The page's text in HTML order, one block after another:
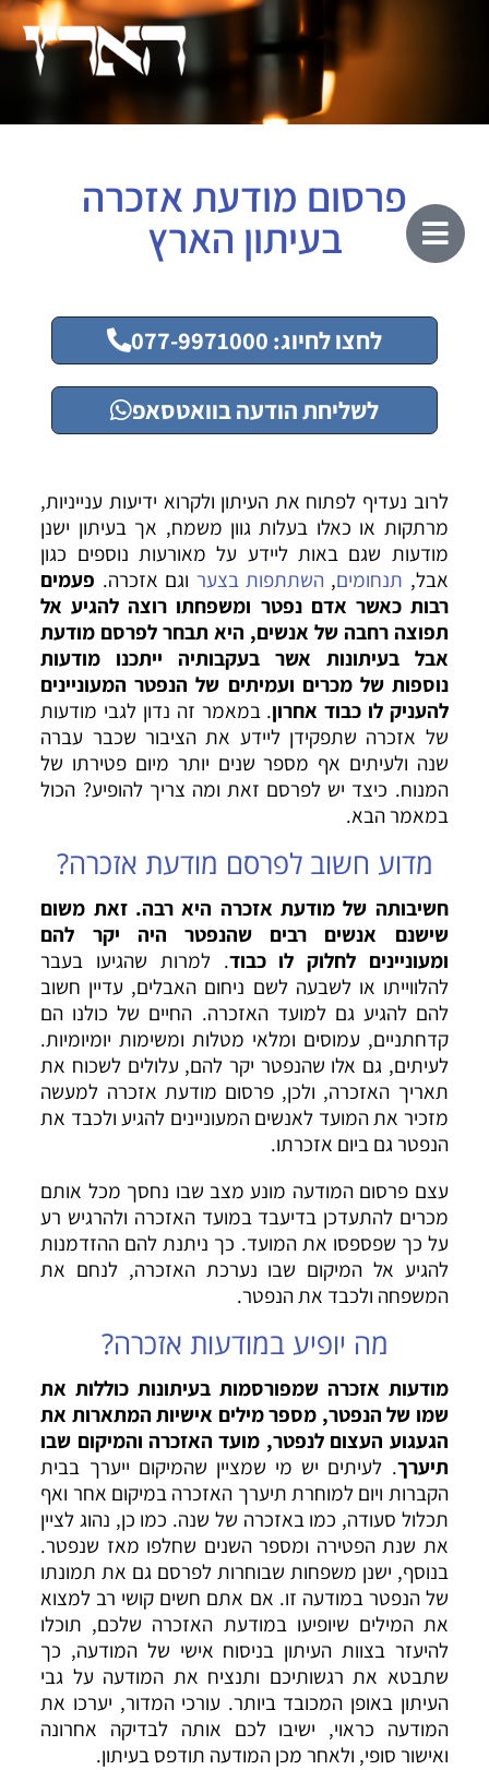
פרסום מודעת אזכרה
בעיתון הארץ
לחצו לחיוג: 077-9971000
לשליחת הודעה בוואטסאפ
לרוב נעדיף לפתוח את העיתון ולקרוא ידיעות ענייניות,
מרתקות או כאלו בעלות גוון משמח, אך בעיתון ישנן
מודעות שגם באות ליידע על מאורעות נוספים כגון
אבל, תנחומים, השתתפות בצער וגם אזכרה. פעמים
רבות כאשר אדם נפטר ומשפחתו רוצה להגיע אל
תפוצה רחבה של אנשים, היא תבחר לפרסם מודעת
אבל בעיתונות אשר בעקבותיה ייתכנו מודעות
נוספות של מכרים ועמיתים של הנפטר המעוניינים
להעניק לו כבוד אחרון. במאמר זה נדון לגבי מודעות
של אזכרה שתפקידן ליידע את הציבור שכבר עברה
שנה ולעיתים אף מספר שנים יותר מיום פטירתו של
המנוח. כיצד יש לפרסם זאת ומה צריך להופיע? הכול
במאמר הבא.
מדוע חשוב לפרסם מודעת אזכרה?
חשיבותה של מודעת אזכרה היא רבה. זאת משום
שישנם אנשים רבים שהנפטר היה יקר להם
ומעוניינים לחלוק לו כבוד. למרות שהגיעו בעבר
להלווייתו או לשבעה לשם ניחום האבלים, עדיין חשוב
להם להגיע גם למועד האזכרה. החיים של כולנו הם
קדחתניים, עמוסים ומלאי מטלות ומשימות יומיומיות.
לעיתים, גם אלו שהנפטר יקר להם, עלולים לשכוח את
תאריך האזכרה, ולכן, פרסום מודעת אזכרה למעשה
מזכיר את המועד לאנשים המעוניינים להגיע ולכבד את
הנפטר גם ביום אזכרתו.
עצם פרסום המודעה מונע מצב שבו נחסך מכל אותם
מכרים להתעדכן בדיעבד במועד האזכרה ולהרגיש רע
על כך שפספסו את המועד. כך ניתנת להם ההזדמנות
להגיע אל המיקום שבו נערכת האזכרה, לנחם את
המשפחה ולכבד את הנפטר.
מה יופיע במודעות אזכרה?
מודעות אזכרה שמפורסמות בעיתונות כוללות את
שמו של הנפטר, מספר מילים אישיות המתארות את
הגעגוע העצום לנפטר, מועד האזכרה והמיקום שבו
תיערך. לעיתים יש מי שמציין שהמיקום ייערך בבית
הקברות ויום למוחרת תיערך האזכרה במיקום אחר ואף
תכלול סעודה, כמו באזכרה של שנה. כמו כן, נהוג לציין
את שנת הפטירה ומספר השנים שחלפו מאז שנפטר.
בנוסף, ישנן משפחות שבוחרות לפרסם גם את תמונתו
של הנפטר במודעה זו. אם אתם חשים קושי רב למצוא
את המילים שיופיעו במודעת האזכרה שלכם, תוכלו
להיעזר בצוות העיתון בניסוח אישי של המודעה, כך
שתבטא את רגשותיכם ותנציח את המודעה על גבי
העיתון באופן המכובד ביותר. עורכי המדור, יערכו את
המודעה כראוי, ישיבו לכם אותה לבדיקה אחרונה
ואישור סופי, ולאחר מכן המודעה תודפס בעיתון.